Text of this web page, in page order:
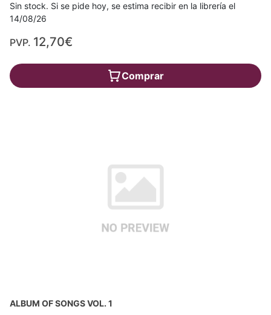
Sin stock. Si se pide hoy, se estima recibir en la librería el
14/08/26
PVP. 12,70€
Comprar
ALBUM OF SONGS VOL. 1